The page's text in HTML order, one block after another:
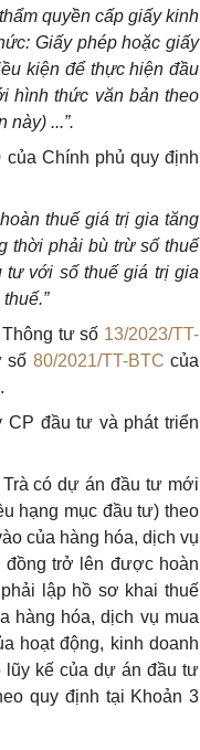
quyền cấp giấy kinh
Giấy phép hoặc giấy
kiện để thực hiện đầu
hình thức văn bản theo
này) ...”.
của Chính phủ quy định
thuế giá trị gia tăng
thời phải bù trừ số thuế
tư với số thuế giá trị gia
tư số 13/2023/TT-
số 80/2021/TT-BTC của
CP đầu tư và phát triển
có dự án đầu tư mới
hạng mục đầu tư) theo
của hàng hóa, dịch vụ
trở lên được hoàn
lập hồ sơ khai thuế
hàng hóa, dịch vụ mua
hoạt động, kinh doanh
lũy kế của dự án đầu tư
quy định tại Khoản 3